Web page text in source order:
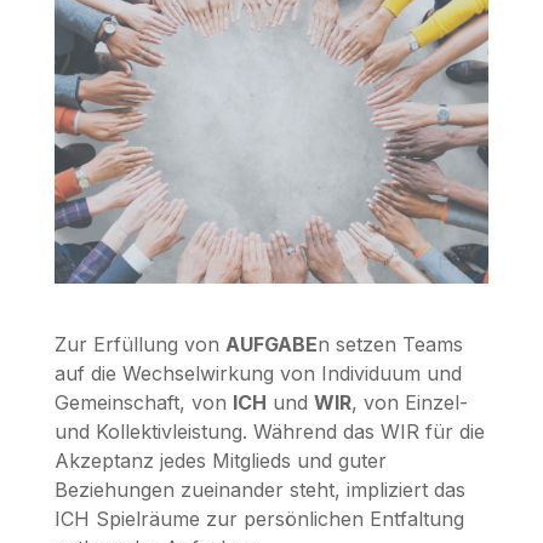
Zur Erfüllung von AUFGABEn setzen Teams
auf die Wechselwirkung von Individuum und
Gemeinschaft, von ICH und WIR, von Einzel-
und Kollektivleistung. Während das WIR für die
Akzeptanz jedes Mitglieds und guter
Beziehungen zueinander steht, impliziert das
ICH Spielräume zur persönlichen Entfaltung